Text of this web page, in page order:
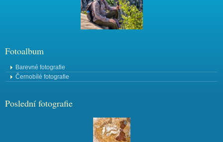
Fotoalbum
Barevné fotografie
Černobílé fotografie
Poslední fotografie